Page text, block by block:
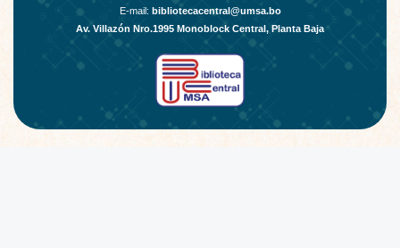
E-mail: bibliotecacentral@umsa.bo
Av. Villazón Nro.1995 Monoblock Central, Planta Baja